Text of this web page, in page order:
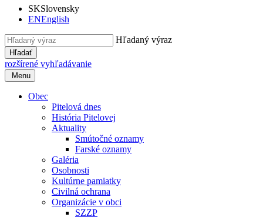
SKSlovensky
ENEnglish
Hľadaný výraz
Hľadať
rozšírené vyhľadávanie
Menu
Obec
Pitelová dnes
História Pitelovej
Aktuality
Smútočné oznamy
Farské oznamy
Galéria
Osobnosti
Kultúrne pamiatky
Civilná ochrana
Organizácie v obci
SZZP